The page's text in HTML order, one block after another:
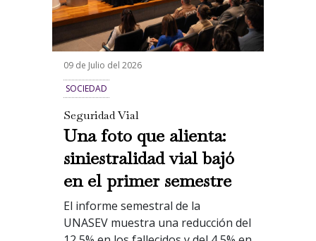
09 de Julio del 2026
SOCIEDAD
Seguridad Vial
Una foto que alienta:
siniestralidad vial bajó
en el primer semestre
El informe semestral de la
UNASEV muestra una reducción del